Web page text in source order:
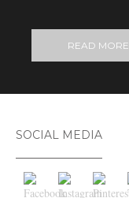
READ MORE
SOCIAL MEDIA